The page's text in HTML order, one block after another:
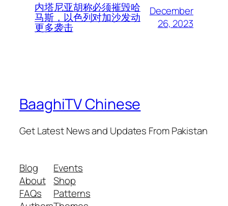
内塔尼亚胡称必须摧毁哈
马斯，以色列对加沙发动
更多袭击
December
26, 2023
BaaghiTV Chinese
Get Latest News and Updates From Pakistan
Blog
About
FAQs
Events
Shop
Patterns